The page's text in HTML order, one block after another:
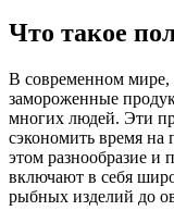
Что такое
В современном мире,
замороженные
многих людей. Эти
сэкономить время на
этом разнообразие и
включают в себя
рыбных изделий до